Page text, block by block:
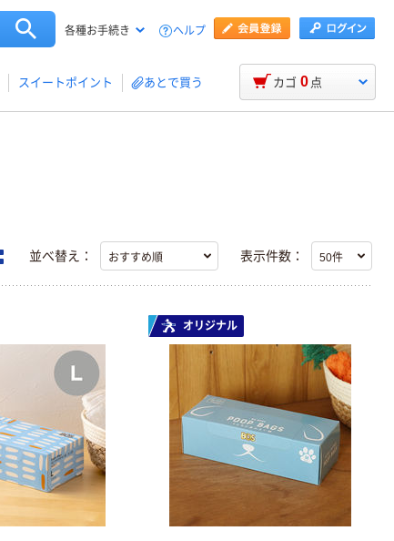
各種お手続き ヘルプ
スイートポイント あとで買う カゴ 0 点
並べ替え： 表示件数：
オリジナル